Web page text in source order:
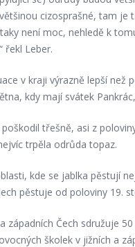
cizosprašné, tam je
není moc, nehledě k
řekl Leber.
v kraji výrazně lepší než
kdy mají svátek
třešně, asi z
trpěla odrůda topaz.
kde se jablka pěstují
pěstuje od poloviny 19.
západních Čech sdružuje
školek v jižních a